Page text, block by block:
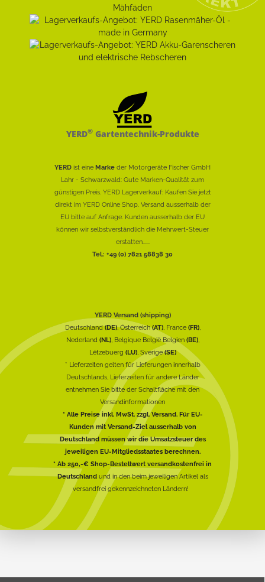
YERD®Gartentechnik-Produkte
YERD ist eine Marke der Motorgeräte Fischer GmbH
Lahr - Schwarzwald: Gute Marken-Qualität zum
günstigen Preis. YERD Lagerverkauf: Kaufen Sie jetzt
direkt im YERD Online Shop. Versand ausserhalb der
EU bitte auf Anfrage. Kunden ausserhalb der EU
können wir selbstverständlich die Mehrwert-Steuer
erstatten......
Tel.: +49 (0) 7821 58838 30
YERD Versand (shipping)
Deutschland(DE), Österreich(AT), France (FR),
Nederland (NL), Belgique België Belgien (BE),
Lëtzebuerg (LU), Sverige(SE)
* Lieferzeiten gelten für Lieferungen innerhalb
Deutschlands, Lieferzeiten für andere Länder
entnehmen Sie bitte der Schaltfläche mit den
Versandinformationen
* Alle Preise inkl. MwSt. zzgl. Versand. Für EU-
Kunden mit Versand-Ziel ausserhalb von
Deutschland müssen wir die Umsatzsteuer des
jeweiligen EU-Mitgliedsstaates berechnen.
* Ab 250,-€ Shop-Bestellwert versandkostenfrei in
Deutschlandund in den beim jeweiligen Artikel als
versandfrei gekennzeichneten Ländern!